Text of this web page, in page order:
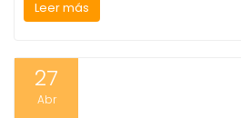
Leer más
27
Abr